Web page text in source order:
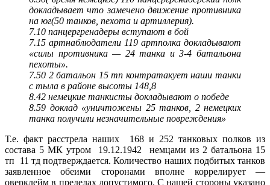
докладывает что замечено движение противника
на юг(50 танков, пехота и артиллерия).
7.10 панцергренадеры вступают в бой
7.15 артнаблюдатели 119 артполка докладывают
«силы противника — 24 танка и 3-4 батальона
пехоты».
7.50 2 батальон 15 тп контратакует наши танки
с тыла в районе высоты 148,8
8.42 немецкие танкисты докладывают о победе
8.59 доклад «уничтожены 25 танков, 2 немецких
танка получили незначительные повреждения»
Т.е. факт расстрела наших 168 и 252 танковых полков из
состава 5 МК утром 19.12.1942 немцами из 2 батальона 15
тп 11 тд подтверждается. Количество наших подбитых танков
заявленное обеими сторонами вполне коррелирует —
оверклейм в пределах допустимого. С нашей стороны указано